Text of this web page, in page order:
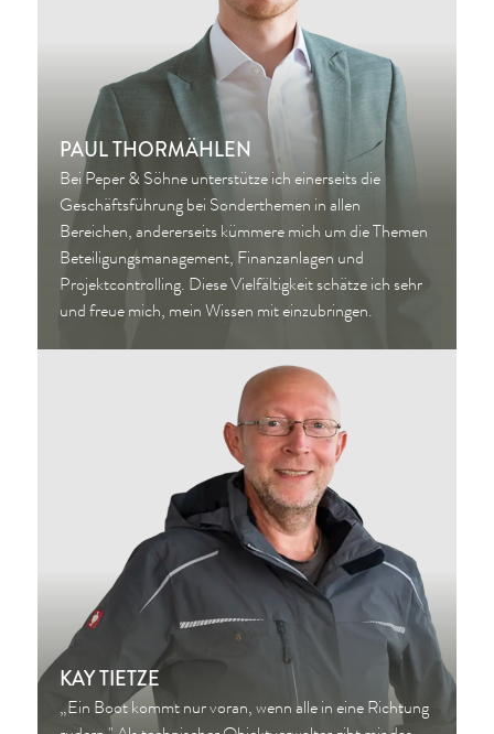
PAUL THORMÄHLEN
Bei Peper & Söhne unterstütze ich einerseits die
Geschäftsführung bei Sonderthemen in allen
Bereichen, andererseits kümmere mich um die Themen
Beteiligungsmanagement, Finanzanlagen und
Projektcontrolling. Diese Vielfältigkeit schätze ich sehr
und freue mich, mein Wissen mit einzubringen.
KAY TIETZE
„Ein Boot kommt nur voran, wenn alle in eine Richtung